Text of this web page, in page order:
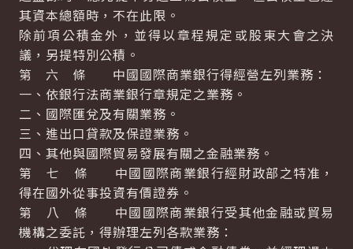
其資本總額時，不在此限。
除前項公積金外，並得以章程規定或股東大會之決
議，另提特別公積。
第 六 條 中國國際商業銀行得經營左列業務：
一、依銀行法商業銀行章規定之業務。
二、國際匯兌及有關業務。
三、進出口貸款及保證業務。
四、其他與國際貿易發展有關之金融業務。
第 七 條 中國國際商業銀行經財政部之特准，
得在國外從事投資有價證券。
第 八 條 中國國際商業銀行受其他金融或貿易
機構之委託，得辦理左列各款業務：